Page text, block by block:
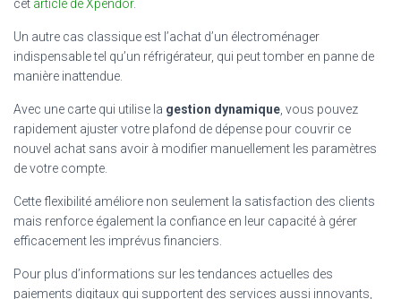
cet article de Xpendor.
Un autre cas classique est l’achat d’un électroménager
indispensable tel qu’un réfrigérateur, qui peut tomber en panne de
manière inattendue.
Avec une carte qui utilise la gestion dynamique , vous pouvez
rapidement ajuster votre plafond de dépense pour couvrir ce
nouvel achat sans avoir à modifier manuellement les paramètres
de votre compte.
Cette flexibilité améliore non seulement la satisfaction des clients
mais renforce également la confiance en leur capacité à gérer
efficacement les imprévus financiers.
Pour plus d’informations sur les tendances actuelles des
paiements digitaux qui supportent des services aussi innovants,